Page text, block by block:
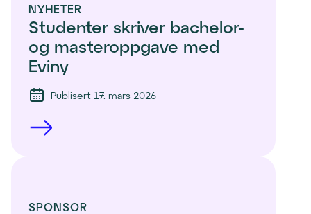
NYHETER
Studenter skriver bachelor-
og masteroppgave med
Eviny
Publisert 17. mars 2026
SPONSOR